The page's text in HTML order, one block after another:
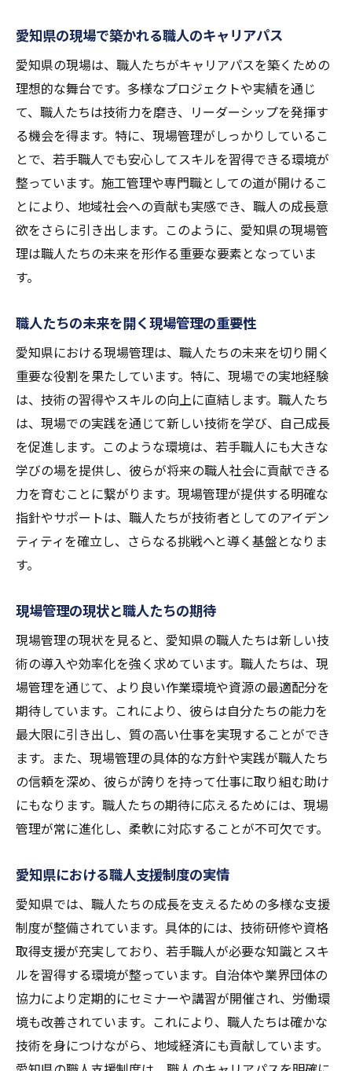
愛知県の現場で築かれる職人のキャリアパス
愛知県の現場は、職人たちがキャリアパスを築くための
理想的な舞台です。多様なプロジェクトや実績を通じ
て、職人たちは技術力を磨き、リーダーシップを発揮す
る機会を得ます。特に、現場管理がしっかりしているこ
とで、若手職人でも安心してスキルを習得できる環境が
整っています。施工管理や専門職としての道が開けるこ
とにより、地域社会への貢献も実感でき、職人の成長意
欲をさらに引き出します。このように、愛知県の現場管
理は職人たちの未来を形作る重要な要素となっていま
す。
職人たちの未来を開く現場管理の重要性
愛知県における現場管理は、職人たちの未来を切り開く
重要な役割を果たしています。特に、現場での実地経験
は、技術の習得やスキルの向上に直結します。職人たち
は、現場での実践を通じて新しい技術を学び、自己成長
を促進します。このような環境は、若手職人にも大きな
学びの場を提供し、彼らが将来の職人社会に貢献できる
力を育むことに繋がります。現場管理が提供する明確な
指針やサポートは、職人たちが技術者としてのアイデン
ティティを確立し、さらなる挑戦へと導く基盤となりま
す。
現場管理の現状と職人たちの期待
現場管理の現状を見ると、愛知県の職人たちは新しい技
術の導入や効率化を強く求めています。職人たちは、現
場管理を通じて、より良い作業環境や資源の最適配分を
期待しています。これにより、彼らは自分たちの能力を
最大限に引き出し、質の高い仕事を実現することができ
ます。また、現場管理の具体的な方針や実践が職人たち
の信頼を深め、彼らが誇りを持って仕事に取り組む助け
にもなります。職人たちの期待に応えるためには、現場
管理が常に進化し、柔軟に対応することが不可欠です。
愛知県における職人支援制度の実情
愛知県では、職人たちの成長を支えるための多様な支援
制度が整備されています。具体的には、技術研修や資格
取得支援が充実しており、若手職人が必要な知識とスキ
ルを習得する環境が整っています。自治体や業界団体の
協力により定期的にセミナーや講習が開催され、労働環
境も改善されています。これにより、職人たちは確かな
技術を身につけながら、地域経済にも貢献しています。